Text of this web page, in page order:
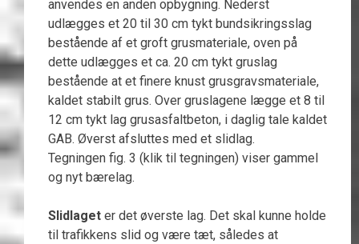
anvendes en anden opbygning. Nederst
udlægges et 20 til 30 cm tykt bundsikringsslag
bestående af et groft grusmateriale, oven på
dette udlægges et ca. 20 cm tykt gruslag
bestående at et finere knust grusgravsmateriale,
kaldet stabilt grus. Over gruslagene lægge et 8 til
12 cm tykt lag grusasfaltbeton, i daglig tale kaldet
GAB. Øverst afsluttes med et slidlag.
Tegningen fig. 3 (klik til tegningen) viser gammel
og nyt bærelag.
Slidlaget er det øverste lag. Det skal kunne holde
til trafikkens slid og være tæt, således at